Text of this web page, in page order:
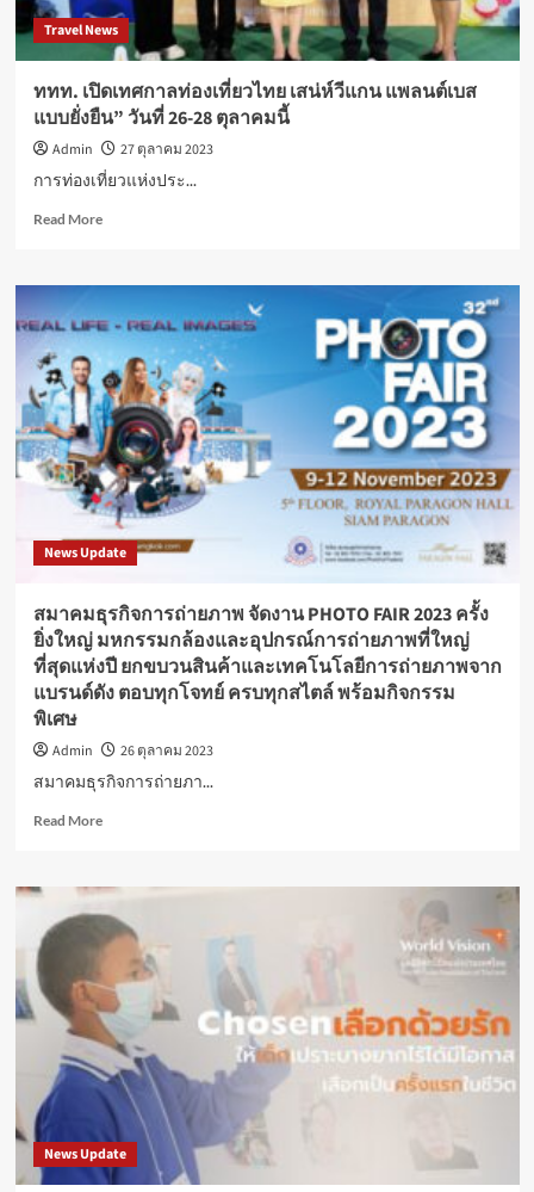
ฐาน
วิชา
บริหารธุรกิจ
เงิน
และ
การ
บัญชี”
กับ
คณะ
Travel News
ททท. เปิดเทศกาลท่องเที่ยวไทย เสน่ห์วีแกน แพลนต์เบส
แบบยั่งยืน” วันที่ 26-28 ตุลาคมนี้
Admin
27 ตุลาคม 2023
การท่องเที่ยวแห่งประ...
Read MoreRead
ททท.
เทศกาล
เที่ยว
ไทย
เสน่ห์
วี
แกน
แพ
ลนต์
เบส
แบบ
ที่
26-
28
ตุลาคม
News Update
สมาคมธุรกิจการถ่ายภาพ จัดงาน PHOTO FAIR 2023 ครั้ง
ยิ่งใหญ่ มหกรรมกล้องและอุปกรณ์การถ่ายภาพที่ใหญ่
ที่สุดแห่งปี ยกขบวนสินค้าและเทคโนโลยีการถ่ายภาพจาก
แบรนด์ดัง ตอบทุกโจทย์ ครบทุกสไตล์ พร้อมกิจกรรม
พิเศษ
Admin
26 ตุลาคม 2023
สมาคมธุรกิจการถ่ายภา...
Read MoreRead
สมาคม
การ
ถ่าย
ภาพ
จัด
งาน
PHOTO
FAIR
2023
ครั้ง
ใหญ่
มหกรรม
News Update